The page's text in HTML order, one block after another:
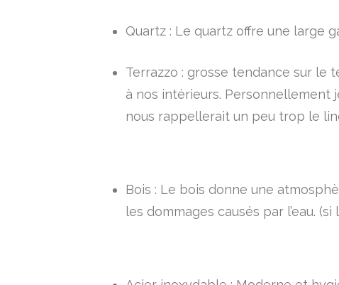
Quartz : Le quartz offre une large
Terrazzo : grosse tendance sur le
à nos intérieurs. Personnellement
nous rappellerait un peu trop le
Bois : Le bois donne une
les dommages causés par l’eau.